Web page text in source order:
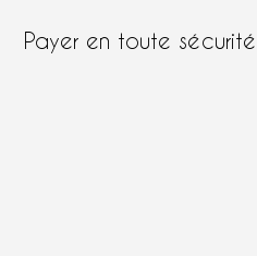
Payer en toute